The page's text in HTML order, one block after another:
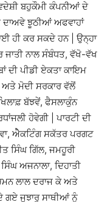
ਬਹੁਕੌਮੀ ਕੰਪਨੀਆਂ ਦੇ
ਦਾਅਵੇ ਝੂਠੀਆਂ ਅਫਵਾਹਾਂ
ਹੀ ਕਰ ਸਕਦੇ ਹਨ | ਉਨ੍ਹਾ
ਜਾਤੀ ਨਾਲ ਸੰਬੰਧਤ, ਵੱਖੋ-ਵੱਖ
ਦੀ ਪੀਡੀ ਏਕਤਾ ਕਾਇਮ
ਮੋਦੀ ਸਰਕਾਰ ਵੱਲੋਂ
ਬੱਝਵੇਂ, ਫੈਸਲਾਕੁੰਨ
ਹੋਵੇਗੀ | ਪਾਰਟੀ ਦੀ
ਅੇੈਕਟਿੰਗ ਸਕੱਤਰ ਪਰਗਟ
ਸਿੰਘ ਗਿੱਲ, ਜਮਹੂਰੀ
ਅਜਨਾਲਾ, ਦਿਹਾਤੀ
ਲਾਲ ਦਰਾਜ ਕੇ ਅਤੇ
ਗਏ ਜੁਝਾਰੂ ਸਾਥੀਆਂ ਨੂੰ